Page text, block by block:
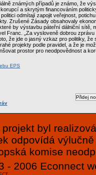
známých případů je známo, že
a skrytým financováním
odmítají zapojit veřejnost,
Zrušené Zásady obsahovaly
by výstavbu páteřní dálniční sítě,
Franc. „Za vysloveně dobrou
že jde o jasný vzkaz pro politiky, že
projekty podle pravidel, a že je
prostor pro neodpovědnost a
EPS
projekt byl
odpovídá
komise
- 2006 Econnect